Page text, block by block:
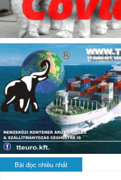
Bài đọc nhiều nhất